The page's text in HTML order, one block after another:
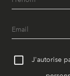
J'autorise